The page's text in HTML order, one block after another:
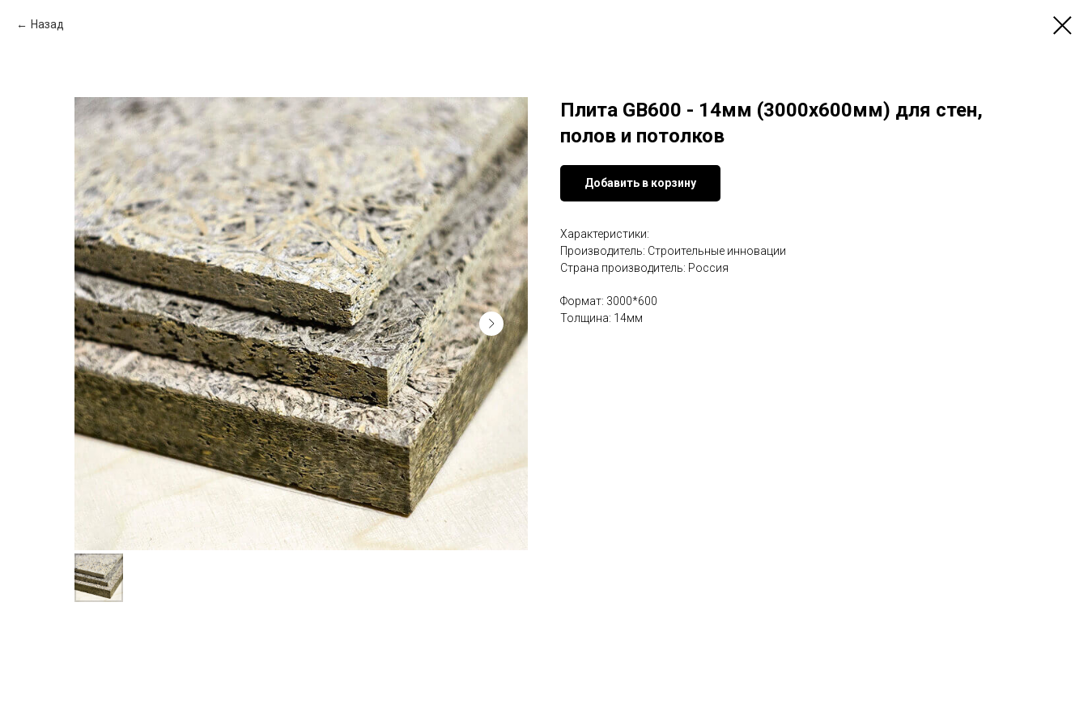
Назад
Плита GB600 - 14мм (3000х600мм) для стен,
полов и потолков
Добавить в корзину
Характеристики:
Производитель: Строительные инновации
Страна производитель: Россия
Формат: 3000*600
Толщина: 14мм